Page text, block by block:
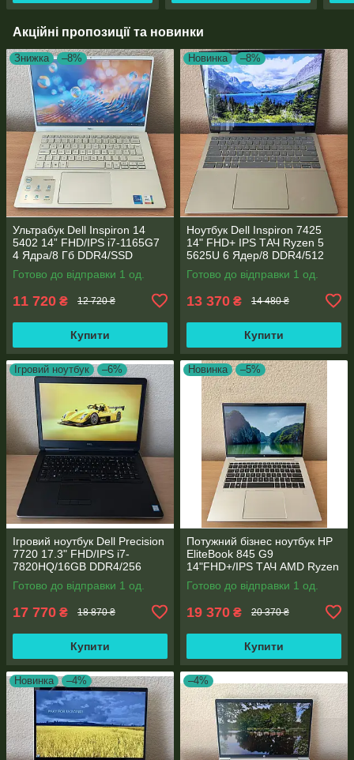
Акційні пропозиції та новинки
Знижка –8%
Ультрабук Dell Inspiron 14
5402 14” FHD/IPS i7-1165G7
4 Ядра/8 Гб DDR4/SSD
512Gb/ Intel Iris Xe Graphics
Готово до відправки 1 од.
11 720 ₴ 12 720 ₴
Купити
Новинка –8%
Ноутбук Dell Inspiron 7425
14" FHD+ IPS TАЧ Ryzen 5
5625U 6 Ядер/8 DDR4/512
SSD M.2/Radeon RX Vega
7/Type-C PD
Готово до відправки 1 од.
13 370 ₴ 14 480 ₴
Купити
Ігровий ноутбук –6%
Ігровий ноутбук Dell Precision
7720 17.3" FHD/IPS i7-
7820HQ/16GB DDR4/256
SSD/NVIDIA Quadro P4000
8GB
Готово до відправки 1 од.
17 770 ₴ 18 870 ₴
Купити
Новинка –5%
Потужний бізнес ноутбук HP
EliteBook 845 G9
14"FHD+/IPS ТАЧ AMD Ryzen
5 6600U 6 ядер/16 DDR5/512
SSD NVME/AMD Radeon
Готово до відправки 1 од.
19 370 ₴ 20 370 ₴
Купити
Новинка –4% –4%